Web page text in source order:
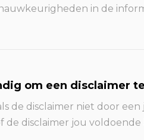
in de
om een disclaimer
de disclaimer niet door
de disclaimer jou